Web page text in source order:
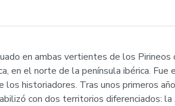
en ambas vertientes de los Pirineos
en el norte de la península ibérica. Fue
historiadores. Tras unos primeros
con dos territorios diferenciados: